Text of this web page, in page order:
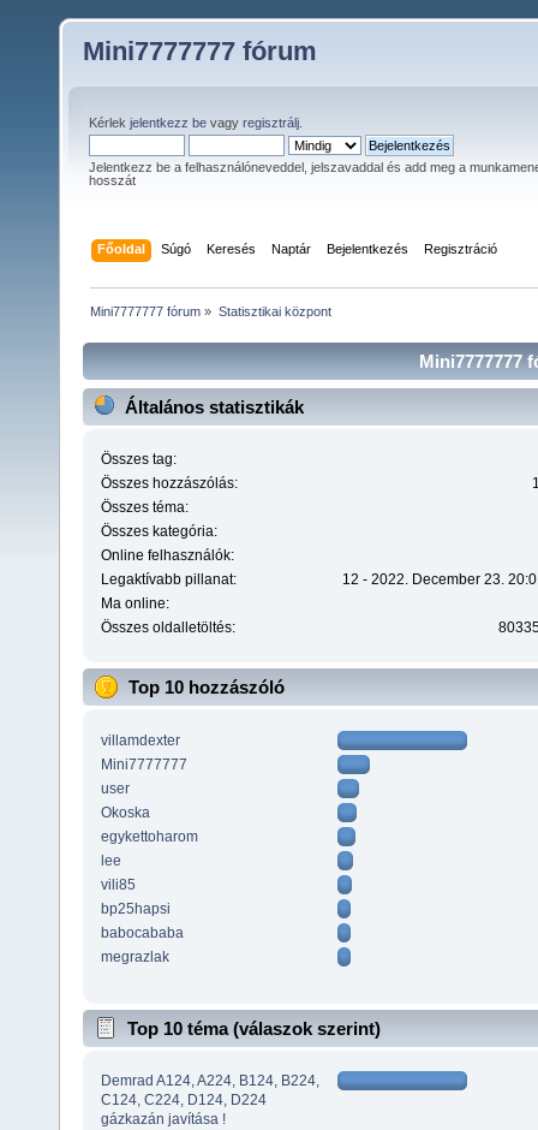
Mini7777777 fórum
Kérlek jelentkezz be vagy regisztrálj
Jelentkezz be a felhasználóneveddel, jelszavaddal és add meg a
hosszát
Főoldal Súgó Keresés Naptár Bejelentkezés Regisztráció
Mini7777777 fórum » Statisztikai központ
Mini7777777
Általános statisztikák
Összes tag:
Összes hozzászólás:
Összes téma:
Összes kategória:
Online felhasználók:
Legaktívabb pillanat:
12 - 2022. December 23.
Ma online:
Összes oldalletöltés:
Top 10 hozzászóló
villamdexter
Mini7777777
user
Okoska
egykettoharom
lee
vili85
bp25hapsi
babocababa
megrazlak
Top 10 téma (válaszok szerint)
Demrad A124, A224, B124, B224,
C124, C224, D124, D224
gázkazán javítása !